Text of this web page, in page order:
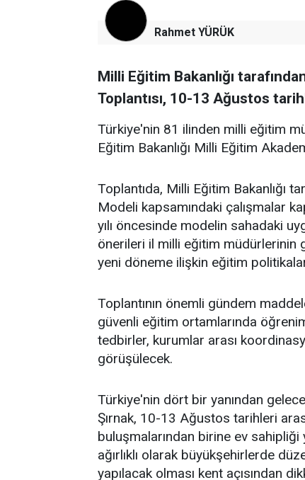
Rahmet YÜRÜK
Milli Eğitim Bakanlığı
Toplantısı, 10-13 Ağustos
Türkiye'nin 81 ilinden milli eğitim
Eğitim Bakanlığı Milli Eğitim
Toplantıda, Milli Eğitim Bakanlığı
Modeli kapsamındaki çalışmalar
yılı öncesinde modelin sahadaki
önerileri il milli eğitim müdürlerinin
yeni döneme ilişkin eğitim
Toplantının önemli gündem
güvenli eğitim ortamlarında
tedbirler, kurumlar arası
görüşülecek.
Türkiye'nin dört bir yanından
Şırnak, 10-13 Ağustos tarihleri
buluşmalarından birine ev
ağırlıklı olarak büyükşehirlerde
yapılacak olması kent açısından